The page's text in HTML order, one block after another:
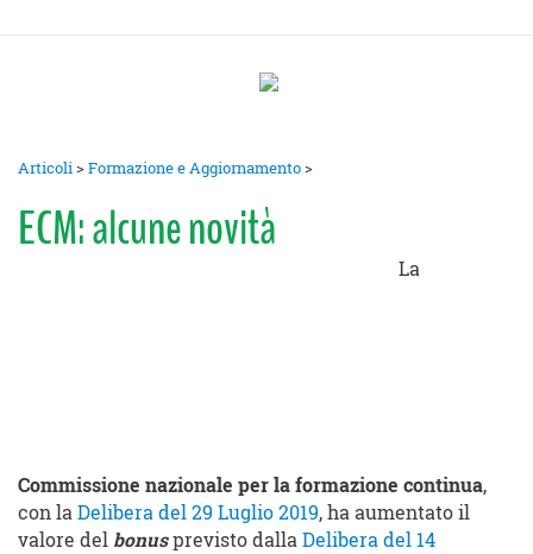
Articoli>Formazione e Aggiornamento>
ECM: alcune novità
La
Commissione nazionale per la formazione continua,
con la Delibera del 29 Luglio 2019, ha aumentato il
valore del bonusprevisto dalla Delibera del 14